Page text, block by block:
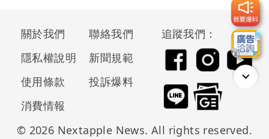
關於我們
聯絡我們
隱私權說明
新聞規範
使用條款
投訴爆料
消費情報
追蹤我們：
© 2026 Nextapple News. All rights reserved.